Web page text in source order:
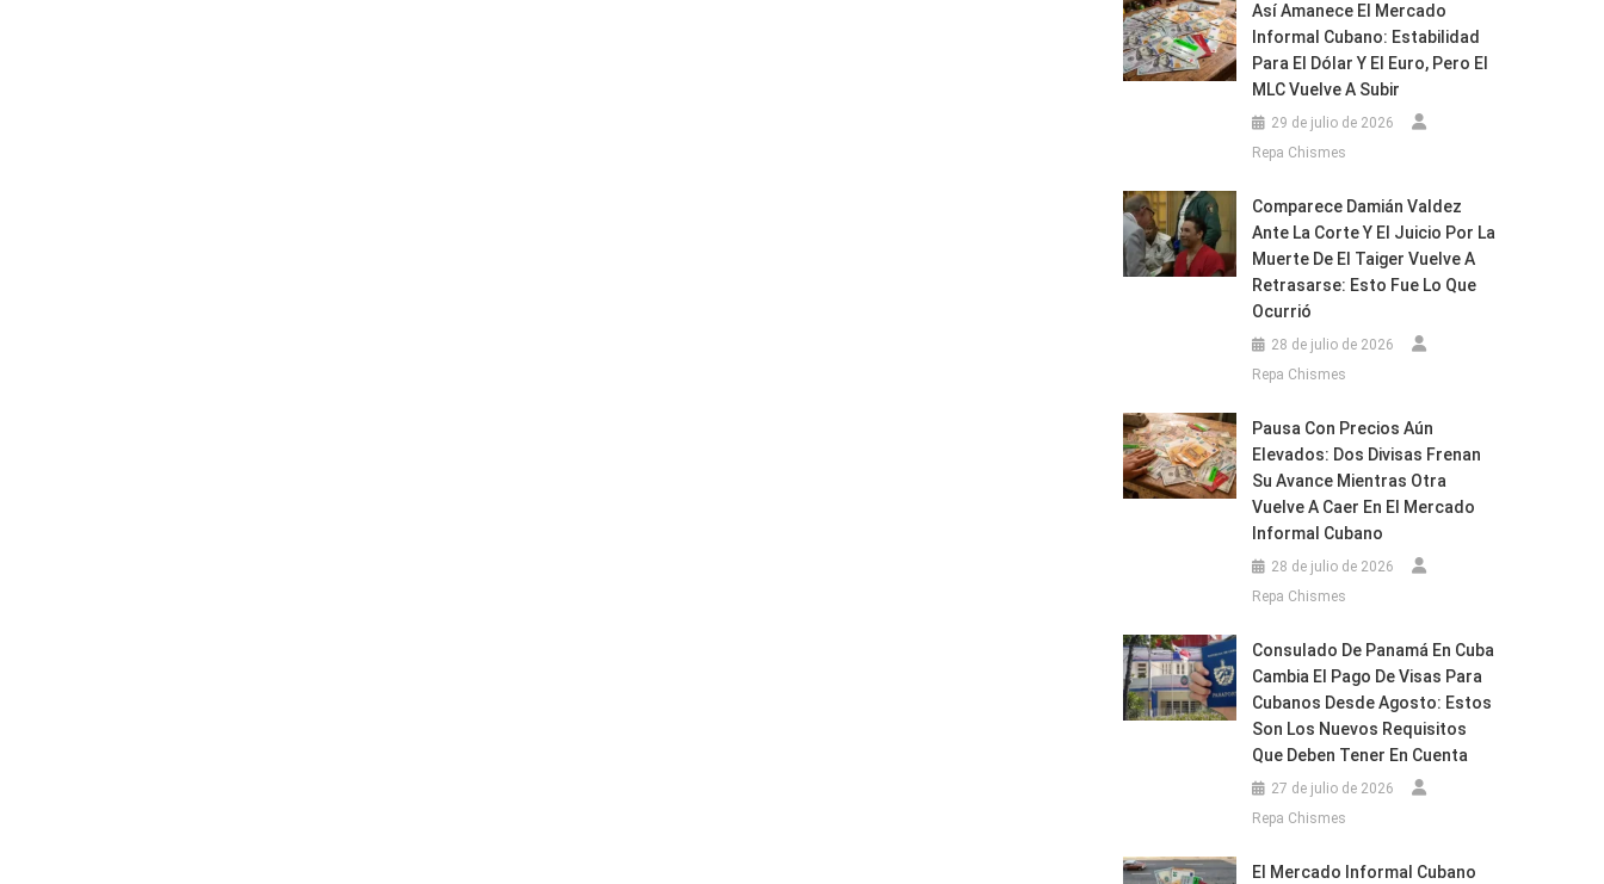
Así Amanece El Mercado
Informal Cubano: Estabilidad
Para El Dólar Y El Euro, Pero El
MLC Vuelve A Subir
29 de julio de 2026
Repa Chismes
Comparece Damián Valdez
Ante La Corte Y El Juicio Por La
Muerte De El Taiger Vuelve A
Retrasarse: Esto Fue Lo Que
Ocurrió
28 de julio de 2026
Repa Chismes
Pausa Con Precios Aún
Elevados: Dos Divisas Frenan
Su Avance Mientras Otra
Vuelve A Caer En El Mercado
Informal Cubano
28 de julio de 2026
Repa Chismes
Consulado De Panamá En Cuba
Cambia El Pago De Visas Para
Cubanos Desde Agosto: Estos
Son Los Nuevos Requisitos
Que Deben Tener En Cuenta
27 de julio de 2026
Repa Chismes
El Mercado Informal Cubano